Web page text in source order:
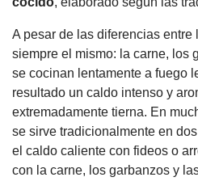
A pesar de las diferencias
siempre el mismo: la carne, los
se cocinan lentamente a fuego
resultado un caldo intenso y
extremadamente tierna. En
se sirve tradicionalmente en
el caldo caliente con fideos o
con la carne, los garbanzos y